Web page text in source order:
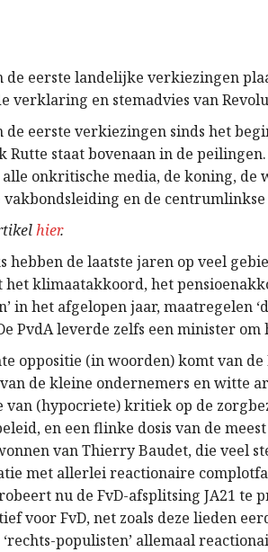
de eerste landelijke verkiezingen
verklaring en stemadvies van
de eerste verkiezingen sinds het
Rutte staat bovenaan in de
onkritische media, de koning, de
en de centrumlinkse
hier.
hebben de laatste jaren op veel
het klimaatakkoord, het
in het afgelopen jaar, maatregelen
PvdA leverde zelfs een minister
oppositie (in woorden) komt van
de kleine ondernemers en witte
van (hypocriete) kritiek op de
en een flinke dosis van de
van Thierry Baudet, die veel
met allerlei reactionaire
nu de FvD-afsplitsing JA21 te
voor FvD, net zoals deze lieden
populisten’ allemaal